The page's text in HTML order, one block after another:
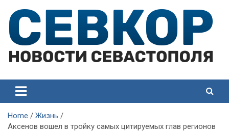
content
Севастополя
Севастополя
Home
Жизнь
Аксенов вошел в тройку самых цитируемых глав регионов